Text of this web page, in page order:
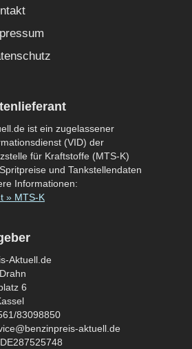
ist ein zugelassener
(VID) der
für Kraftstoffe (MTS-K)
und Tankstellendaten
Informationen:
» MTS-K
Aktuell.de
6
83098850
aktuell.de